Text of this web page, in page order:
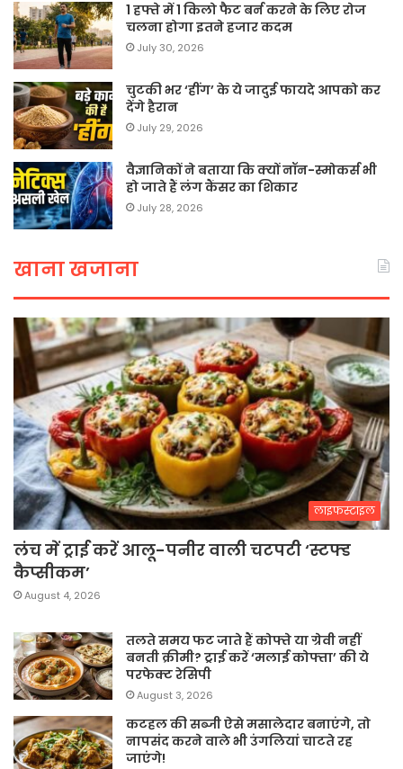
1 हफ्ते में 1 किलो फैट बर्न करने के लिए रोज
चलना होगा इतने हजार कदम
July 30, 2026
चुटकी भर ‘हींग’ के ये जादुई फायदे आपको कर
देंगे हैरान
July 29, 2026
वैज्ञानिकों ने बताया कि क्यों नॉन-स्मोकर्स भी
हो जाते हैं लंग कैंसर का शिकार
July 28, 2026
खाना खजाना
लाइफस्टाइल
लंच में ट्राई करें आलू-पनीर वाली चटपटी ‘स्टफ्ड
कैप्सीकम’
August 4, 2026
तलते समय फट जाते हैं कोफ्ते या ग्रेवी नहीं
बनती क्रीमी? ट्राई करें ‘मलाई कोफ्ता’ की ये
परफेक्ट रेसिपी
August 3, 2026
कटहल की सब्जी ऐसे मसालेदार बनाएंगे, तो
नापसंद करने वाले भी उंगलियां चाटते रह
जाएंगे!